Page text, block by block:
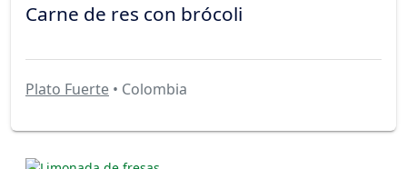
Carne de res con brócoli
Plato Fuerte • Colombia